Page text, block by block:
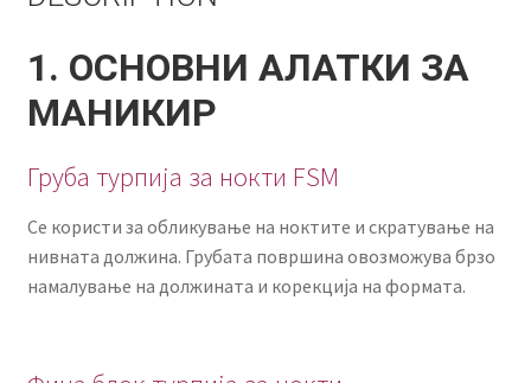
1. ОСНОВНИ АЛАТКИ ЗА
МАНИКИР
Груба турпија за нокти FSM
Се користи за обликување на ноктите и скратување на
нивната должина. Грубата површина овозможува брзо
намалување на должината и корекција на формата.